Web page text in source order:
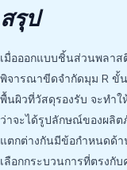
สรุป
เมื่อออกแบบชิ้นส่วนพลาส
พิจารณาขีดจำกัดมุม R ขั้
พื้นผิวที่วัสดุรองรับ จะทำ
ว่าจะได้รูปลักษณ์ของผลิ
แตกต่างกันมีข้อกำหนดด้
เลือกกระบวนการที่ตรงกั